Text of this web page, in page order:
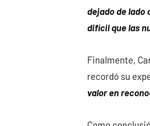
dejado de lado
difícil que las
Finalmente,
recordó su
valor en